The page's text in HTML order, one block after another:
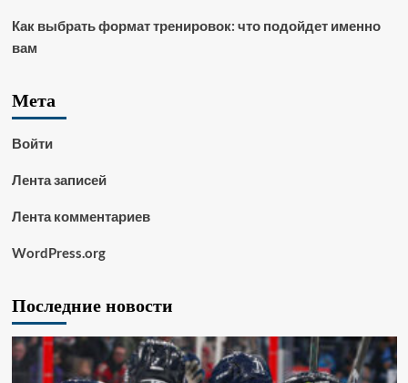
Как выбрать формат тренировок: что подойдет именно
вам
Мета
Войти
Лента записей
Лента комментариев
WordPress.org
Последние новости